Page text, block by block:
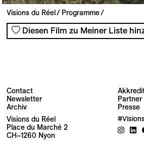
Visions du Réel Programme
Diesen Film zu Meiner Liste
Contact
Newsletter
Archiv
Partner
Presse
Visions du Réel
Place du Marché 2
CH–1260 Nyon
Ihre E-Mail-Adresse